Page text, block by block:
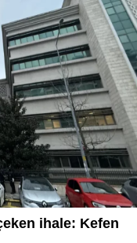
ihale: Kefen